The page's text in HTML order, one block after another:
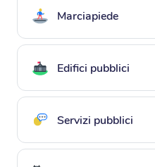
marciapiede
edifici pubblici
servizi pubblici